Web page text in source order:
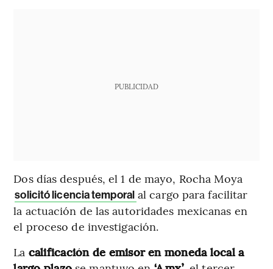
PUBLICIDAD
Dos días después, el 1 de mayo, Rocha Moya
solicitó licencia temporal al cargo para facilitar
la actuación de las autoridades mexicanas en
el proceso de investigación.
La calificación de emisor en moneda local a